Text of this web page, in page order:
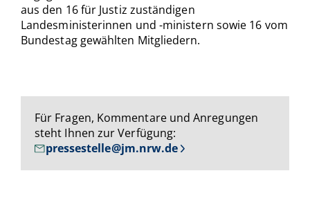
aus den 16 für Justiz zuständigen
Landesministerinnen und -ministern sowie 16 vom
Bundestag gewählten Mitgliedern.
Für Fragen, Kommentare und Anregungen
steht Ihnen zur Verfügung:
pressestelle@jm.nrw.de